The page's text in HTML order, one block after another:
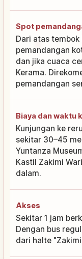
Spot
Dari atas
pemandangan
dan jika cuaca
Kerama.
pemandangan
Biaya dan waktu
Kunjungan ke
sekitar 30–45
Yuntanza
Kastil Zakimi
dalam.
Akses
Sekitar 1 jam
Dengan bus
dari halte